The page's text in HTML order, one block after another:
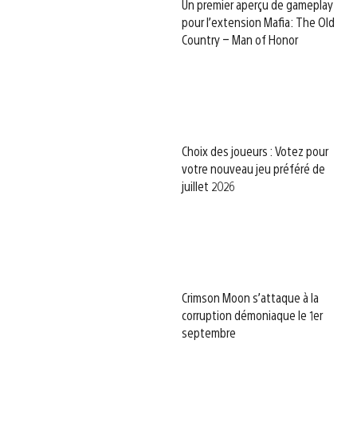
Un premier aperçu de gameplay
pour l’extension Mafia: The Old
Country – Man of Honor
Choix des joueurs : Votez pour
votre nouveau jeu préféré de
juillet 2026
Crimson Moon s’attaque à la
corruption démoniaque le 1er
septembre